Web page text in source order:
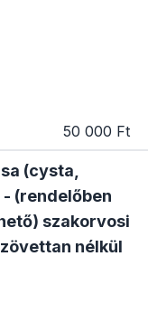
50 000 Ft
(cysta,
(rendelőben
szakorvosi
nélkül